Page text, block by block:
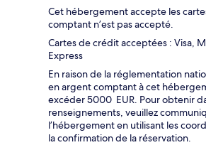
Cet hébergement accepte les
comptant n’est pas accepté.
Cartes de crédit acceptées : Visa,
Express
En raison de la réglementation
en argent comptant à cet
excéder 5000 EUR. Pour obtenir
renseignements, veuillez
l’hébergement en utilisant les
la confirmation de la réservation.